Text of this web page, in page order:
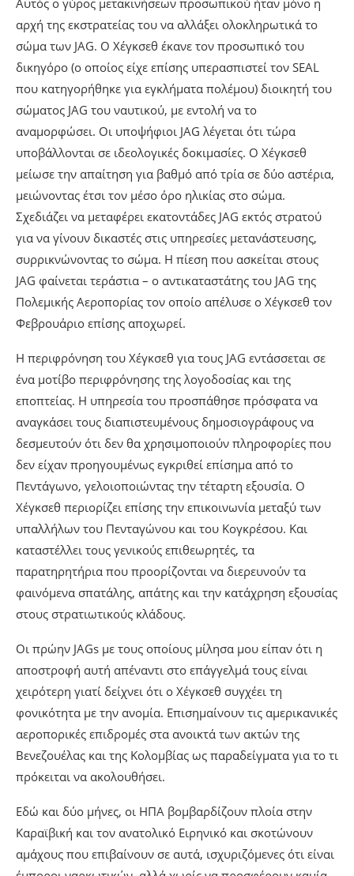
Αυτός ο γύρος μετακινήσεων προσωπικού ήταν μόνο η
αρχή της εκστρατείας του να αλλάξει ολοκληρωτικά το
σώμα των JAG. Ο Χέγκσεθ έκανε τον προσωπικό του
δικηγόρο (ο οποίος είχε επίσης υπερασπιστεί τον SEAL
που κατηγορήθηκε για εγκλήματα πολέμου) διοικητή του
σώματος JAG του ναυτικού, με εντολή να το
αναμορφώσει. Οι υποψήφιοι JAG λέγεται ότι τώρα
υποβάλλονται σε ιδεολογικές δοκιμασίες. Ο Χέγκσεθ
μείωσε την απαίτηση για βαθμό από τρία σε δύο αστέρια,
μειώνοντας έτσι τον μέσο όρο ηλικίας στο σώμα.
Σχεδιάζει να μεταφέρει εκατοντάδες JAG εκτός στρατού
για να γίνουν δικαστές στις υπηρεσίες μετανάστευσης,
συρρικνώνοντας το σώμα. Η πίεση που ασκείται στους
JAG φαίνεται τεράστια – ο αντικαταστάτης του JAG της
Πολεμικής Αεροπορίας τον οποίο απέλυσε ο Χέγκσεθ τον
Φεβρουάριο επίσης αποχωρεί.
Η περιφρόνηση του Χέγκσεθ για τους JAG εντάσσεται σε
ένα μοτίβο περιφρόνησης της λογοδοσίας και της
εποπτείας. Η υπηρεσία του προσπάθησε πρόσφατα να
αναγκάσει τους διαπιστευμένους δημοσιογράφους να
δεσμευτούν ότι δεν θα χρησιμοποιούν πληροφορίες που
δεν είχαν προηγουμένως εγκριθεί επίσημα από το
Πεντάγωνο, γελοιοποιώντας την τέταρτη εξουσία. Ο
Χέγκσεθ περιορίζει επίσης την επικοινωνία μεταξύ των
υπαλλήλων του Πενταγώνου και του Κογκρέσου. Και
καταστέλλει τους γενικούς επιθεωρητές, τα
παρατηρητήρια που προορίζονται να διερευνούν τα
φαινόμενα σπατάλης, απάτης και την κατάχρηση εξουσίας
στους στρατιωτικούς κλάδους.
Οι πρώην JAGs με τους οποίους μίλησα μου είπαν ότι η
αποστροφή αυτή απέναντι στο επάγγελμά τους είναι
χειρότερη γιατί δείχνει ότι ο Χέγκσεθ συγχέει τη
φονικότητα με την ανομία. Επισημαίνουν τις αμερικανικές
αεροπορικές επιδρομές στα ανοικτά των ακτών της
Βενεζουέλας και της Κολομβίας ως παραδείγματα για το τι
πρόκειται να ακολουθήσει.
Εδώ και δύο μήνες, οι ΗΠΑ βομβαρδίζουν πλοία στην
Καραϊβική και τον ανατολικό Ειρηνικό και σκοτώνουν
αμάχους που επιβαίνουν σε αυτά, ισχυριζόμενες ότι είναι